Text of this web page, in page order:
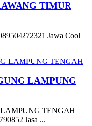
TIMUR
Jawa Cool
LAMPUNG
TENGAH
Jasa ...